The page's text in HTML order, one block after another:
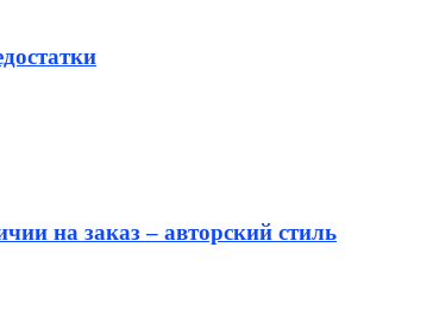
на заказ – авторский стиль